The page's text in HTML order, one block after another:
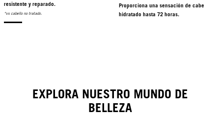
resistente y reparado.
*vs cabello no tratado.
Proporciona una sensación de cabello
hidratado hasta 72 horas.
EXPLORA NUESTRO MUNDO DE
BELLEZA